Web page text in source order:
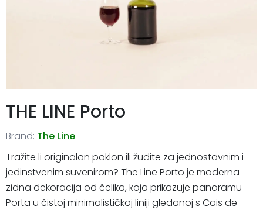
THE LINE Porto
Brand: The Line
Tražite li originalan poklon ili žudite za jednostavnim i
jedinstvenim suvenirom? The Line Porto je moderna
zidna dekoracija od čelika, koja prikazuje panoramu
Porta u čistoj minimalističkoj liniji gledanoj s Cais de